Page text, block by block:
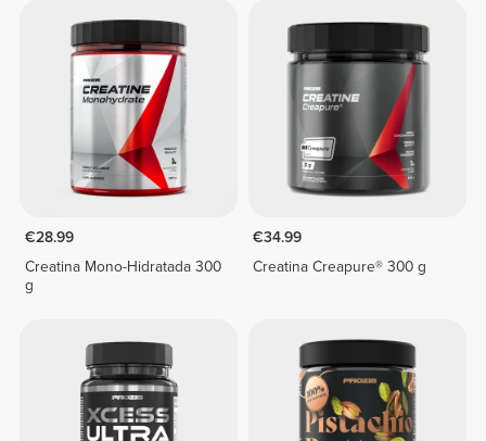
€28.99
Creatina Mono-Hidratada 300
g
€34.99
Creatina Creapure® 300 g